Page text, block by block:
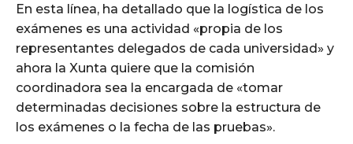
En esta línea, ha detallado que la logística de los
exámenes es una actividad «propia de los
representantes delegados de cada universidad» y
ahora la Xunta quiere que la comisión
coordinadora sea la encargada de «tomar
determinadas decisiones sobre la estructura de
los exámenes o la fecha de las pruebas».